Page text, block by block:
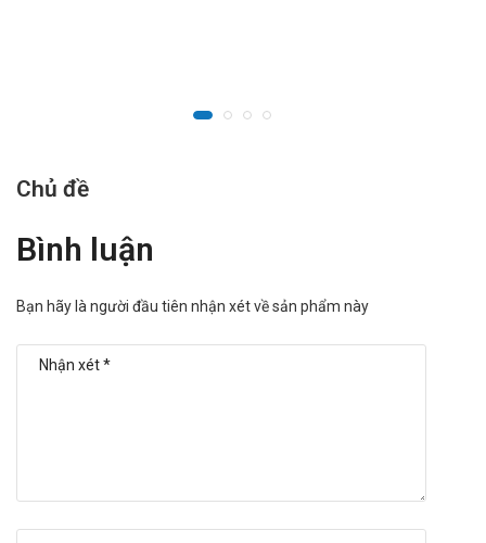
Chủ đề
Bình luận
Bạn hãy là người đầu tiên nhận xét về sản phẩm này